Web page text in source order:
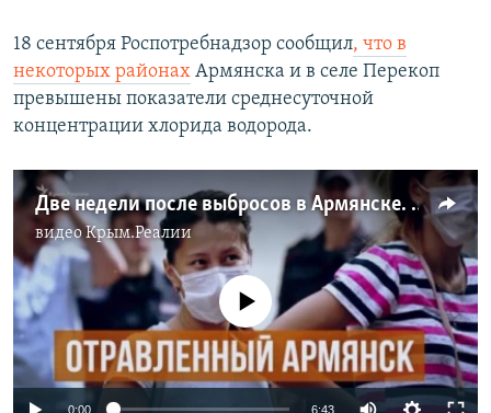
18 сентября Роспотребнадзор сообщил, что в
некоторых районах Армянска и в селе Перекоп
превышены показатели среднесуточной
концентрации хлорида водорода.
Две недели после выбросов в Армянске. Что происходит в Крыму? (видео)
видеоКрым.Реалии
No media source currently available
0:00 6:43